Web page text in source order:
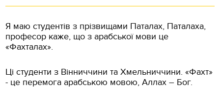
Я маю студентів з прізвищами Паталах, Паталаха,
професор каже, що з арабської мови це
«Фахталах».
Ці студенти з Вінниччини та Хмельниччини. «Фахт»
- це перемога арабською мовою, Аллах – Бог.